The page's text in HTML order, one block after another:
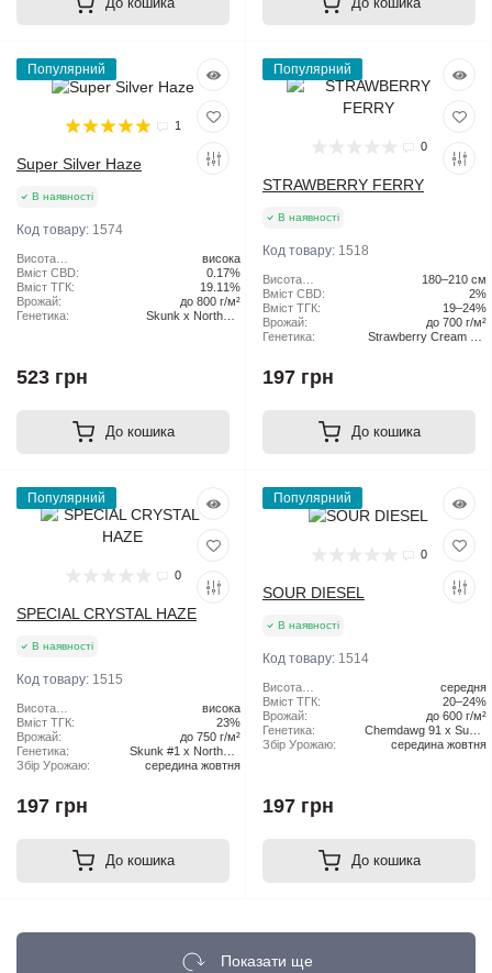
Популярний
1
Super Silver Haze
В наявності
Код товару: 1574
Висота
рослини:
висока
Вміст CBD:
0.17%
Вміст ТГК:
19.11%
Врожай:
до 800 г/м²
Генетика:
Skunk x Northern
523 грн
До кошика
Популярний
0
STRAWBERRY FERRY
В наявності
Код товару: 1518
Висота
рослини:
180–210 см
Вміст CBD:
2%
Вміст ТГК:
19–24%
Врожай:
до 700 г/м²
Генетика:
Strawberry Cream Pie
197 грн
До кошика
Популярний
0
SPECIAL CRYSTAL HAZE
В наявності
Код товару: 1515
Висота
рослини:
висока
Вміст ТГК:
23%
Врожай:
до 750 г/м²
Генетика:
Skunk #1 x Northern
Lights x Haze
Збір Урожаю: середина жовтня
197 грн
До кошика
Популярний
0
SOUR DIESEL
В наявності
Код товару: 1514
Висота
рослини:
середня
Вміст ТГК:
20–24%
Врожай:
до 600 г/м²
Генетика:
Chemdawg 91 x Super
Skunk
Збір Урожаю: середина жовтня
197 грн
До кошика
Показати ще